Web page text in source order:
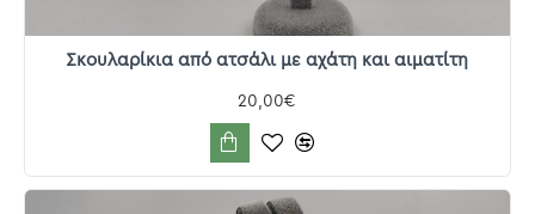
Σκουλαρίκια από ατσάλι με αχάτη και αιματίτη
20,00€